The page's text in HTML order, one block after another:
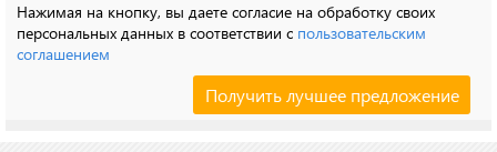
Нажимая на кнопку, вы даете согласие на обработку своих
персональных данных в соответствии с пользовательским
соглашением